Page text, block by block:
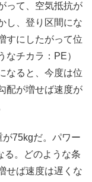
って、空気抵抗が
し、登り区間にな
すにしたがって位
なチカラ：PE）
なると、今度は位
配が増せば速度が
75kgだ。パワー
る。どのような条
せば速度は遅くな